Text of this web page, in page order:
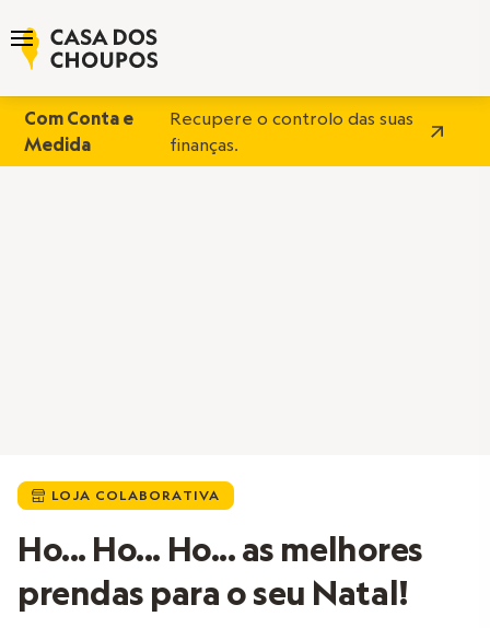
Com Conta e
Medida
Recupere o controlo das suas
finanças.
 LOJA COLABORATIVA
Ho... Ho... Ho... as melhores
prendas para o seu Natal!